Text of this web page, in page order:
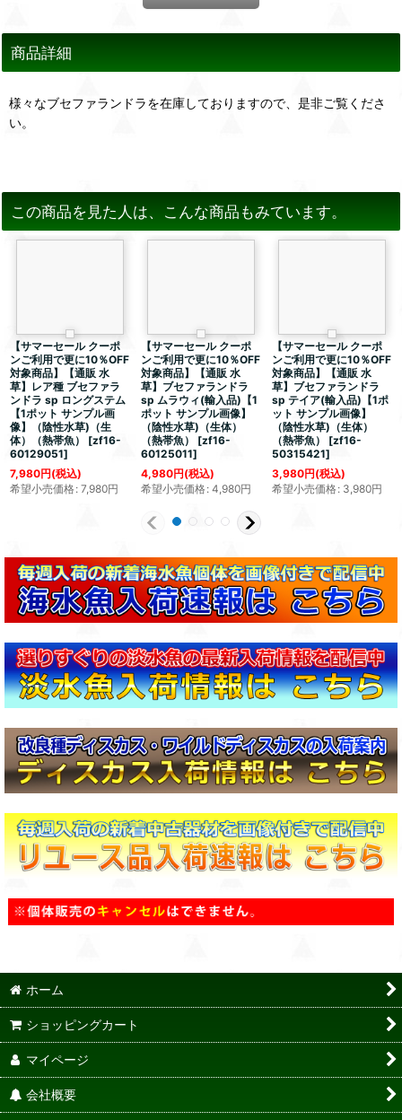
商品詳細
様々なブセファランドラを在庫しておりますので、是非ご覧くださ
い。
この商品を見た人は、こんな商品もみています。
【サマーセール クーポ
ンご利用で更に10％OFF
対象商品】【通販 水
草】レア種 ブセファラ
ンドラ sp ロングステム
【1ポット サンプル画
像】（陰性水草)（生
体）（熱帯魚）
[zf16-
60129051]
7,980円(税込)
希望小売価格: 7,980円
【サマーセール クーポ
ンご利用で更に10％OFF
対象商品】【通販 水
草】ブセファランドラ
sp ムラウィ(輸入品)【1
ポット サンプル画像】
（陰性水草)（生体）
（熱帯魚）
[zf16-
60125011]
4,980円(税込)
希望小売価格: 4,980円
【サマーセール クーポ
ンご利用で更に10％OFF
対象商品】【通販 水
草】ブセファランドラ
sp テイア(輸入品)【1ポ
ット サンプル画像】
（陰性水草)（生体）
（熱帯魚）
[zf16-
50315421]
3,980円(税込)
希望小売価格: 3,980円
ホーム
ショッピングカート
マイページ
会社概要